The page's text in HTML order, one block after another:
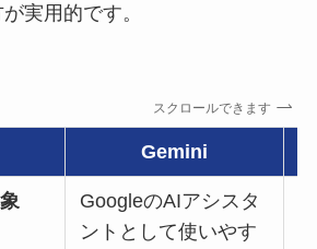
実用的です。
スクロールできます
Gemini
GoogleのAIアシスタ
ントとして使いやす